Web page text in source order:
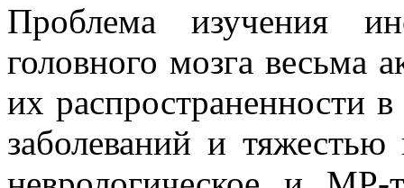
Проблема изучения
головного мозга весьма
их распространенности
заболеваний и